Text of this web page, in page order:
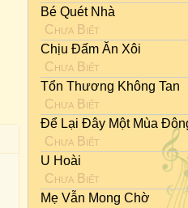
Bé Quét Nhà
Chưa Biết
Chịu Đấm Ăn Xôi
Chưa Biết
Tổn Thương Không Tan
Chưa Biết
Để Lại Đây Một Mùa
Chưa Biết
U Hoài
Chưa Biết
Mẹ Vẫn Mong Chờ